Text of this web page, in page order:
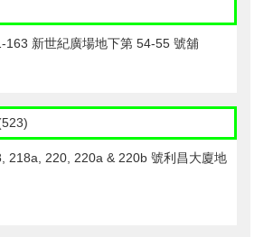
163 新世紀廣場地下第 54-55 號舖
218a, 220, 220a & 220b 號利昌大廈地